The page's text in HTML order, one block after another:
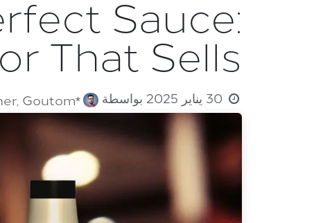
Sauce:
That Sells
30 يناير 2025 بواسطة *UI/UX Designer, Goutom